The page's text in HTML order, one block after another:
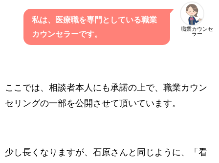
職業カウンセ
ラー
私は、医療職を専門としている職業
カウンセラーです。
ここでは、相談者本人にも承諾の上で、職業カウン
セリングの一部を公開させて頂いています。
少し長くなりますが、石原さんと同じように、「看